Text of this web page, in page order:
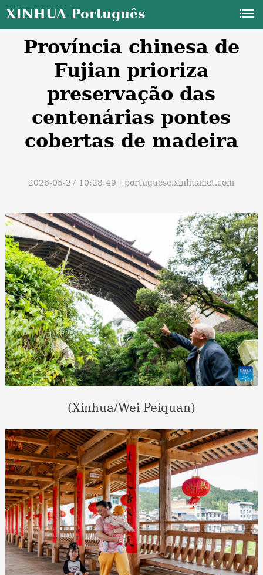
XINHUA Português
Província chinesa de
Fujian prioriza
preservação das
centenárias pontes
cobertas de madeira
2026-05-27 10:28:49丨portuguese.xinhuanet.com
(Xinhua/Wei Peiquan)